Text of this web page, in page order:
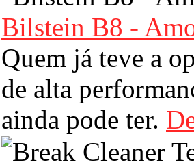
Bilstein B8 -
Quem já teve a
de alta
ainda pode ter.